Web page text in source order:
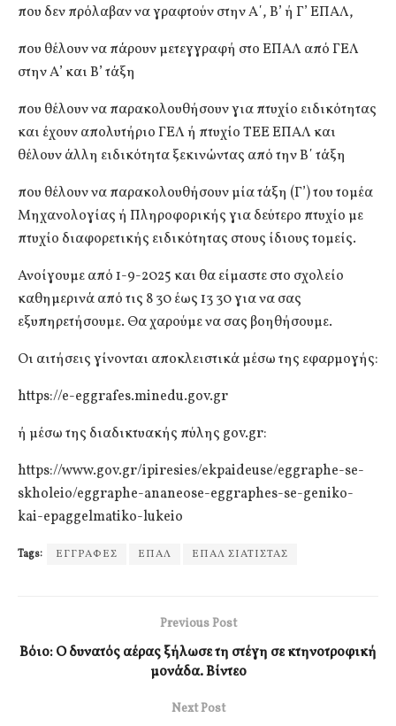
που δεν πρόλαβαν να γραφτούν στην Α΄, Β’ ή Γ’ ΕΠΑΛ,
που θέλουν να πάρουν μετεγγραφή στο ΕΠΑΛ από ΓΕΛ
στην Α’ και Β’ τάξη
που θέλουν να παρακολουθήσουν για πτυχίο ειδικότητας
και έχουν απολυτήριο ΓΕΛ ή πτυχίο ΤΕΕ ΕΠΑΛ και
θέλουν άλλη ειδικότητα ξεκινώντας από την Β΄ τάξη
που θέλουν να παρακολουθήσουν μία τάξη (Γ’) του τομέα
Μηχανολογίας ή Πληροφορικής για δεύτερο πτυχίο με
πτυχίο διαφορετικής ειδικότητας στους ίδιους τομείς.
Ανοίγουμε από 1-9-2025 και θα είμαστε στο σχολείο
καθημερινά από τις 8 30 έως 13 30 για να σας
εξυπηρετήσουμε. Θα χαρούμε να σας βοηθήσουμε.
Οι αιτήσεις γίνονται αποκλειστικά μέσω της εφαρμογής:
https://e-eggrafes.minedu.gov.gr
ή μέσω της διαδικτυακής πύλης gov.gr:
https://www.gov.gr/ipiresies/ekpaideuse/eggraphe-se-
skholeio/eggraphe-ananeose-eggraphes-se-geniko-
kai-epaggelmatiko-lukeio
Tags: ΕΓΓΡΑΦΕΣ ΕΠΑΛ ΕΠΑΛ ΣΙΑΤΙΣΤΑΣ
Previous Post
Βόιο: Ο δυνατός αέρας ξήλωσε τη στέγη σε κτηνοτροφική
μονάδα. Βίντεο
Next Post